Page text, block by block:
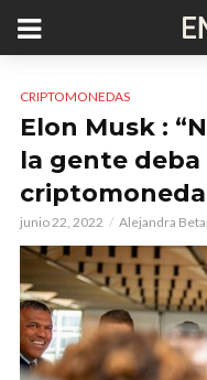
CRIPTOMONEDAS
Elon Musk :
la gente
junio 22, 2022 Alejandra